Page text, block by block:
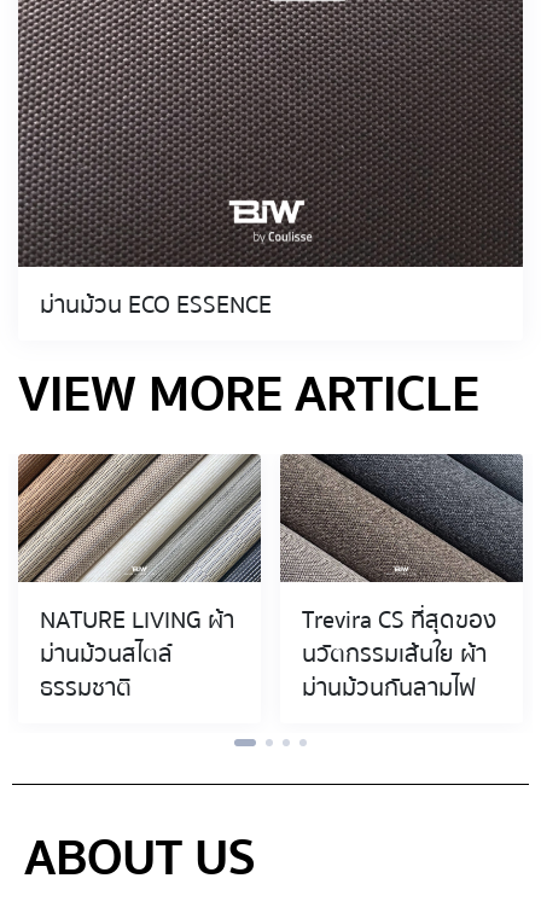
ม่านม้วน ECO ESSENCE
VIEW MORE ARTICLE
NATURE LIVING ผ้า
ม่านม้วนสไตล์
ธรรมชาติ
Trevira CS ที่สุดของ
นวัตกรรมเส้นใย ผ้า
ม่านม้วนกันลามไฟ
ABOUT US